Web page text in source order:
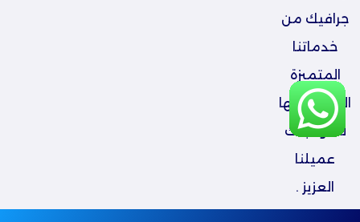
جرافيك من
خدماتنا
المتميزة
التي نقدمها
لك ولأجلك
عميلنا
العزيز .